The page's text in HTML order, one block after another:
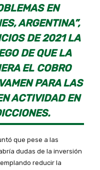
EN
ARGENTINA”,
DE 2021 LA
DE QUE LA
EL COBRO
PARA LAS
ACTIVIDAD EN
que pese a las
dudas de la inversión
reducir la